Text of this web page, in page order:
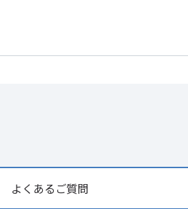
よくあるご質問